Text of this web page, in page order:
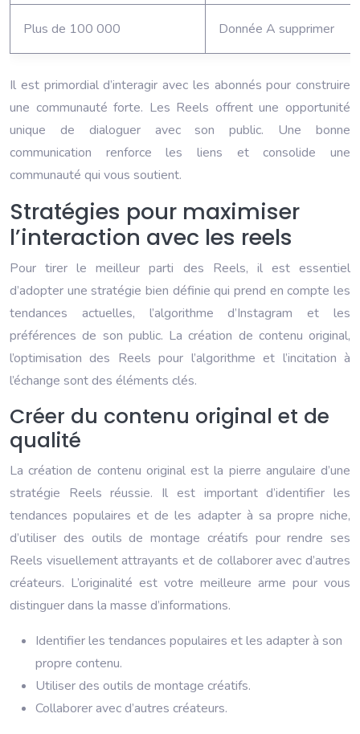
Plus de 100 000 Donnée A supprimer
Il est primordial d’interagir avec les abonnés pour construire
une communauté forte. Les Reels offrent une opportunité
unique de dialoguer avec son public. Une bonne
communication renforce les liens et consolide une
communauté qui vous soutient.
Stratégies pour maximiser
l’interaction avec les reels
Pour tirer le meilleur parti des Reels, il est essentiel
d’adopter une stratégie bien définie qui prend en compte les
tendances actuelles, l’algorithme d’Instagram et les
préférences de son public. La création de contenu original,
l’optimisation des Reels pour l’algorithme et l’incitation à
l’échange sont des éléments clés.
Créer du contenu original et de
qualité
La création de contenu original est la pierre angulaire d’une
stratégie Reels réussie. Il est important d’identifier les
tendances populaires et de les adapter à sa propre niche,
d’utiliser des outils de montage créatifs pour rendre ses
Reels visuellement attrayants et de collaborer avec d’autres
créateurs. L’originalité est votre meilleure arme pour vous
distinguer dans la masse d’informations.
Identifier les tendances populaires et les adapter à son
propre contenu.
Utiliser des outils de montage créatifs.
Collaborer avec d’autres créateurs.